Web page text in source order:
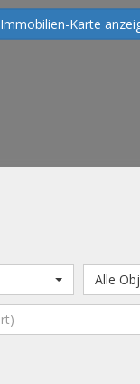
Immobilien-Karte
Alle